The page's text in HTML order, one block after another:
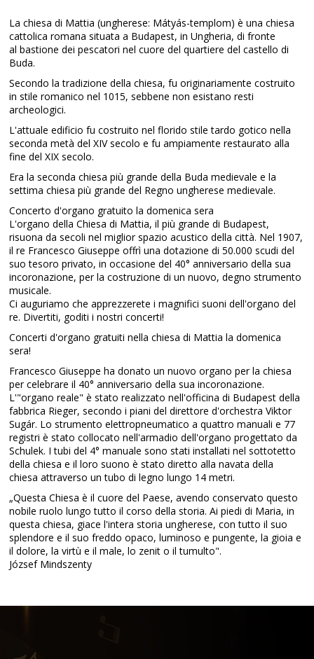
La chiesa di Mattia (ungherese: Mátyás-templom) è una chiesa
cattolica romana situata a Budapest, in Ungheria, di fronte
al bastione dei pescatori nel cuore del quartiere del castello di
Buda.
Secondo la tradizione della chiesa, fu originariamente costruito
in stile romanico nel 1015, sebbene non esistano resti
archeologici.
L'attuale edificio fu costruito nel florido stile tardo gotico nella
seconda metà del XIV secolo e fu ampiamente restaurato alla
fine del XIX secolo.
Era la seconda chiesa più grande della Buda medievale e la
settima chiesa più grande del Regno ungherese medievale.
Concerto d'organo gratuito la domenica sera
L'organo della Chiesa di Mattia, il più grande di Budapest,
risuona da secoli nel miglior spazio acustico della città. Nel 1907,
il re Francesco Giuseppe offrì una dotazione di 50.000 scudi del
suo tesoro privato, in occasione del 40° anniversario della sua
incoronazione, per la costruzione di un nuovo, degno strumento
musicale.
Ci auguriamo che apprezzerete i magnifici suoni dell'organo del
re. Divertiti, goditi i nostri concerti!
Concerti d'organo gratuiti nella chiesa di Mattia la domenica
sera!
Francesco Giuseppe ha donato un nuovo organo per la chiesa
per celebrare il 40° anniversario della sua incoronazione.
L'"organo reale" è stato realizzato nell'officina di Budapest della
fabbrica Rieger, secondo i piani del direttore d'orchestra Viktor
Sugár. Lo strumento elettropneumatico a quattro manuali e 77
registri è stato collocato nell'armadio dell'organo progettato da
Schulek. I tubi del 4° manuale sono stati installati nel sottotetto
della chiesa e il loro suono è stato diretto alla navata della
chiesa attraverso un tubo di legno lungo 14 metri.
„Questa Chiesa è il cuore del Paese, avendo conservato questo
nobile ruolo lungo tutto il corso della storia. Ai piedi di Maria, in
questa chiesa, giace l'intera storia ungherese, con tutto il suo
splendore e il suo freddo opaco, luminoso e pungente, la gioia e
il dolore, la virtù e il male, lo zenit o il tumulto".
József Mindszenty